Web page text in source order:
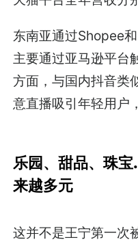
东南亚通过Shopee
主要通过亚马逊平台
方面，与国内抖音类
意直播吸引年轻用户
乐园、甜品、珠
来越多元
这并不是王宁第一次